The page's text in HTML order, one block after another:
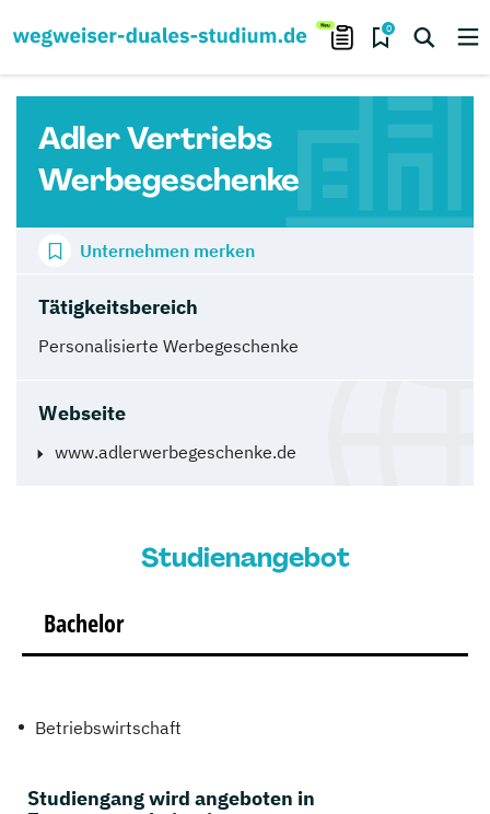
0
Adler Vertriebs
Werbegeschenke
Tätigkeitsbereich
Personalisierte Werbegeschenke
Webseite
www.adlerwerbegeschenke.de
Unternehmen merken
Studienangebot
Bachelor
Betriebswirtschaft
Studiengang wird angeboten in